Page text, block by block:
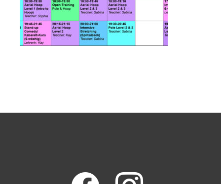
facebook instagram